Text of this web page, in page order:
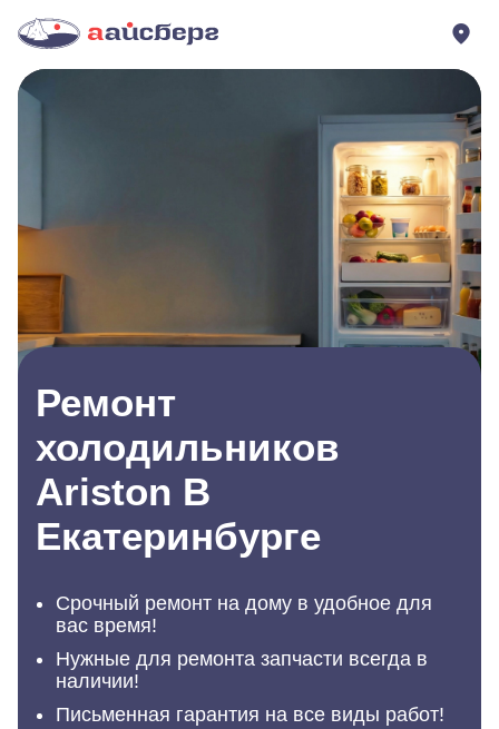
Ремонт
холодильников
Ariston В
Екатеринбурге
Срочный ремонт на дому в удобное для
вас время!
Нужные для ремонта запчасти всегда в
наличии!
Письменная гарантия на все виды работ!